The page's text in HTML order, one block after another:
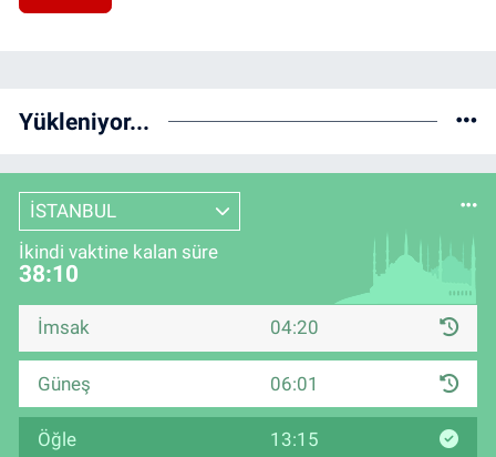
Yükleniyor...
İSTANBUL
İkindi vaktine kalan süre
38:09
İmsak 04:20
Güneş 06:01
Öğle 13:15